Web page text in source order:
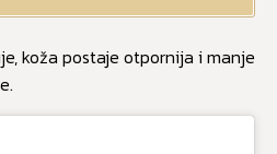
koža postaje otpornija i manje